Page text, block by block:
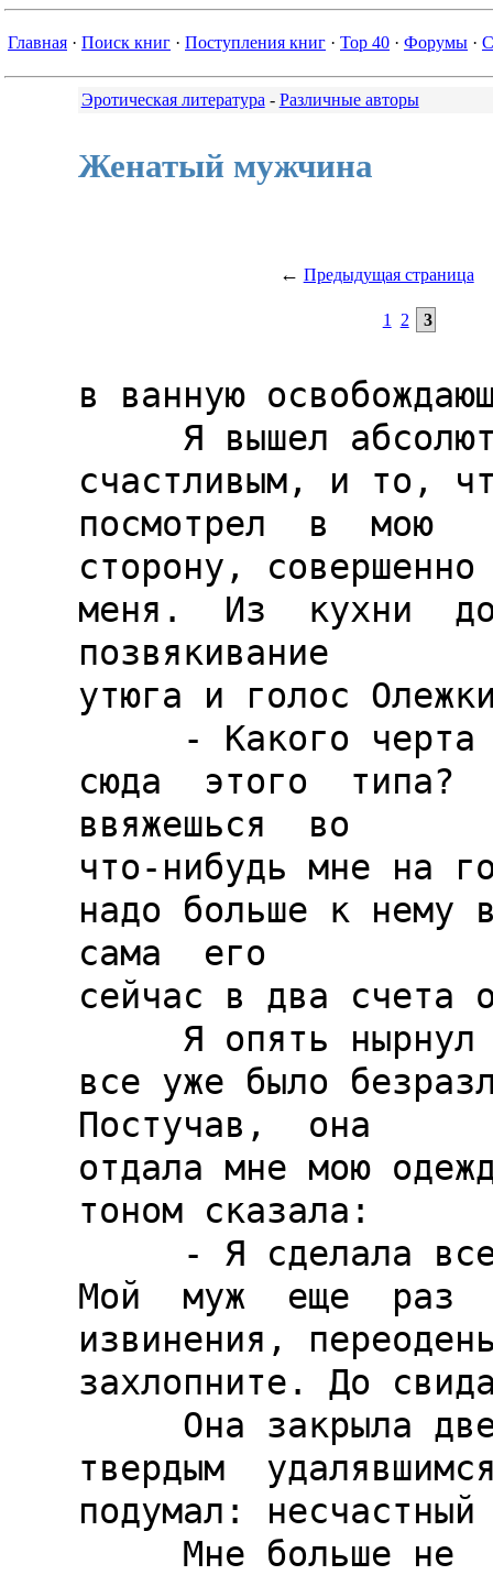
Главная · Поиск книг · Поступления книг · Top 40 · Форумы ·
Эротическая литература - Различные авторы
Женатый мужчина
← Предыдущая страница
1 2 3
в ванную
счастливым, и то,
посмотрел  в  мою
сторону,
меня.  Из  кухни
позвякивание
утюга и голос
сюда  этого  типа?
ввяжешься  во
что-нибудь мне на
надо больше к нему
сама  его
сейчас в два счета
все уже было
Постучав,  она
отдала мне мою
тоном сказала:
Мой  муж  еще  раз
извинения,
захлопните. До
твердым
подумал: